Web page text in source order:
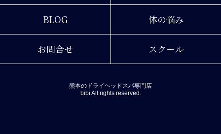
BLOG 体の悩み
お問合せ スクール
熊本のドライヘッドスパ専門店
bibi All rights reserved.